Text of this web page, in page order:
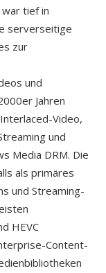
tief in
serverseitige
zur
und
Jahren
Video,
und
Media DRM. Die
als primäres
und Streaming-
HEVC
Content-